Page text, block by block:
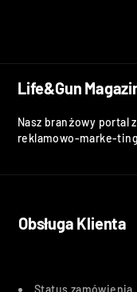
Life&Gun
Nasz branżowy portal
reklamowo-marke-
Obsługa Klienta
Status zamówienia